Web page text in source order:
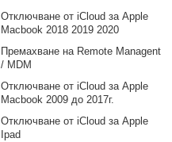
Отключване от iCloud за Apple
Macbook 2018 2019 2020
Премахване на Remote Managent
/ MDM
Отключване от iCloud за Apple
Macbook 2009 до 2017г.
Отключване от iCloud за Apple
Ipad